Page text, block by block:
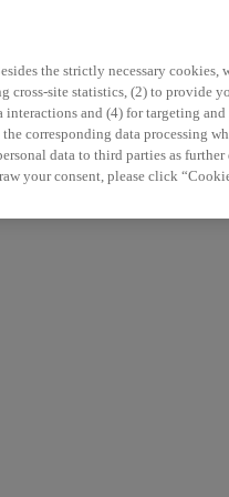
Tipps für die
Sie.
the strictly necessary cookies,
cross-site statistics, (2) to provide
and (4) for targeting and
corresponding data processing
data to third parties as further
your consent, please click